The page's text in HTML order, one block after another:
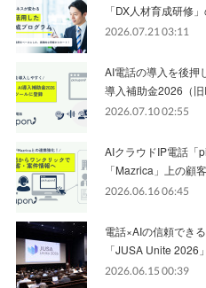
「DX人材育成研修
2026.07.21 03:11
AI電話の導入を後押
導入補助金2026（
2026.07.10 02:55
AIクラウドIP電話「
「Mazrica」上の顧
2026.06.16 06:45
電話×AIの信頼でき
「JUSA Unite 2026
2026.06.15 00:39